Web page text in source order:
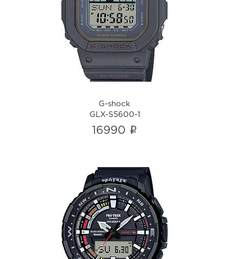
G-shock
GLX-S5600-1
i
G-shock
GLX-S5600-1
16990 i
Pro Trek
PRT-B70-1ER